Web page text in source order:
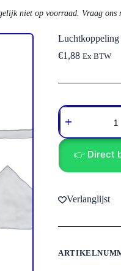
niet op voorraad. Vraag
€1,88 Ex BTW
Luchtkoppeling
verloop
Male
-
Female
Nikkel
aantal
👉 Direct
Verlanglijst